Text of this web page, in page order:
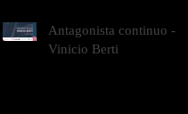
Antagonista continuo -
Vinicio Berti